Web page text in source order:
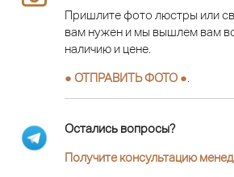
Пришлите фото люстры или
вам нужен и мы вышлем вам
наличию и цене.
● ОТПРАВИТЬ ФОТО ●
Остались вопросы?
Получите консультацию